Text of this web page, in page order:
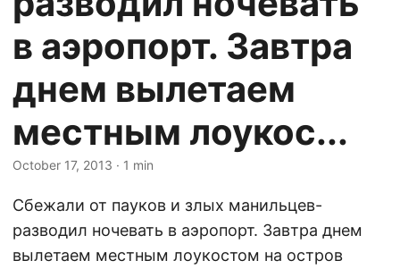
в аэропорт. Завтра
днем вылетаем
местным лоукос...
October 17, 2013 · 1 min
Сбежали от пауков и злых манильцев-
разводил ночевать в аэропорт. Завтра днем
вылетаем местным лоукостом на остров